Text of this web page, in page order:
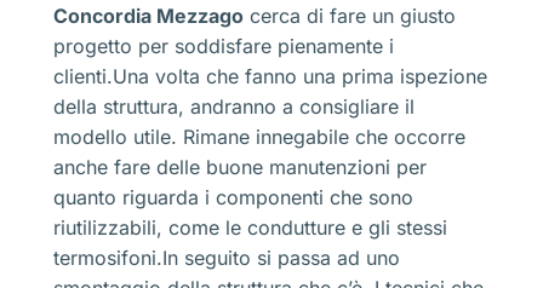
Concordia Mezzago cerca di fare un giusto
progetto per soddisfare pienamente i
clienti.Una volta che fanno una prima ispezione
della struttura, andranno a consigliare il
modello utile. Rimane innegabile che occorre
anche fare delle buone manutenzioni per
quanto riguarda i componenti che sono
riutilizzabili, come le condutture e gli stessi
termosifoni.In seguito si passa ad uno